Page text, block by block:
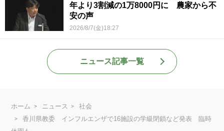
年より3割減の1万8000円に 農家から不
安の声
2026/8/7(金)18:27
ニュース記事一覧
ホーム ニュース
社会
香川県教委 インフルエンザで16施設の学級閉鎖など発表 臨時